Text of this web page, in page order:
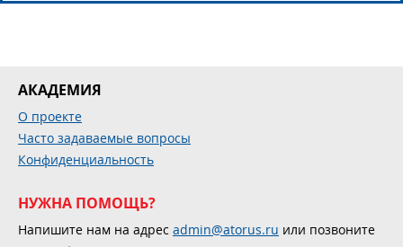
АКАДЕМИЯ
О проекте
Часто задаваемые вопросы
Конфиденциальность
НУЖНА ПОМОЩЬ?
Напишите нам на адрес admin@atorus.ru или позвоните